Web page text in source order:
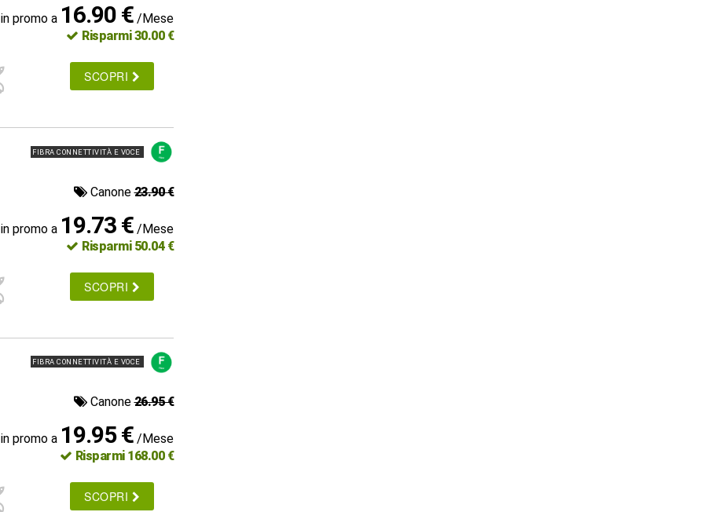
in promo a 16.90 € /Mese
Risparmi 30.00 €
SCOPRI
FIBRA CONNETTIVITÀ E VOCE
Canone23.90 €
in promo a 19.73 € /Mese
Risparmi 50.04 €
SCOPRI
FIBRA CONNETTIVITÀ E VOCE
Canone26.95 €
in promo a 19.95 € /Mese
Risparmi 168.00 €
SCOPRI